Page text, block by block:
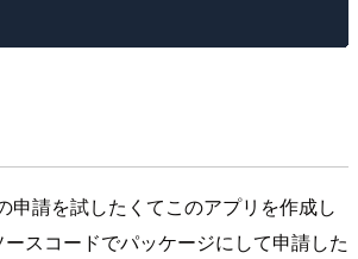
申請を試したくてこのアプリを作成し
スコードでパッケージにして申請した